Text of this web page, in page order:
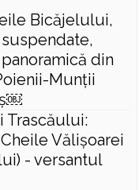
Bicăjelului,
din
Munții
Trascăului:
Vălișoarei
- versantul